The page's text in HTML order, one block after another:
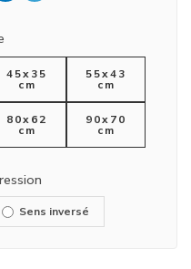
45x35
cm
55x43
cm
80x62
cm
90x70
cm
Sens inversé